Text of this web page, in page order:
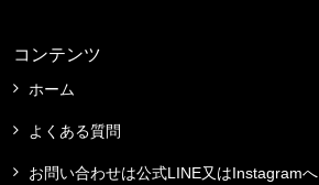
コンテンツ
ホーム
よくある質問
お問い合わせは公式LINE又はInstagramへ